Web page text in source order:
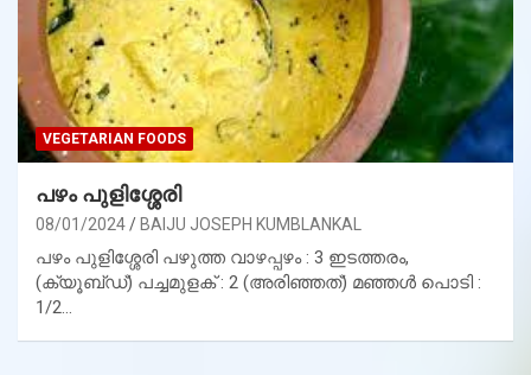
VEGETARIAN FOODS
പഴം പുളിശ്ശേരി
08/01/2024 BAIJU JOSEPH KUMBLANKAL
പഴം പുളിശ്ശേരി പഴുത്ത വാഴപ്പഴം : 3 ഇടത്തരം,
(ക്യൂബ്ഡ്) പച്ചമുളക് : 2 (അരിഞ്ഞത്) മഞ്ഞൾ പൊടി :
1/2…